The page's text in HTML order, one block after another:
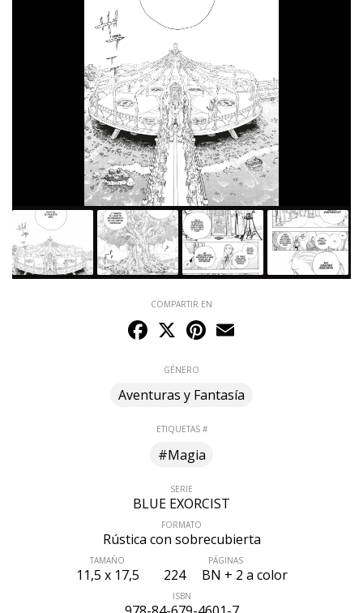
COMPARTIR EN
Facebook
X Pinterest
GÉNERO
Aventuras y Fantasía
ETIQUETAS #
#Magia
SERIE
BLUE EXORCIST
FORMATO
Rústica con sobrecubierta
TAMAÑO
11,5 x 17,5
PÁGINAS
224 BN + 2 a color
ISBN